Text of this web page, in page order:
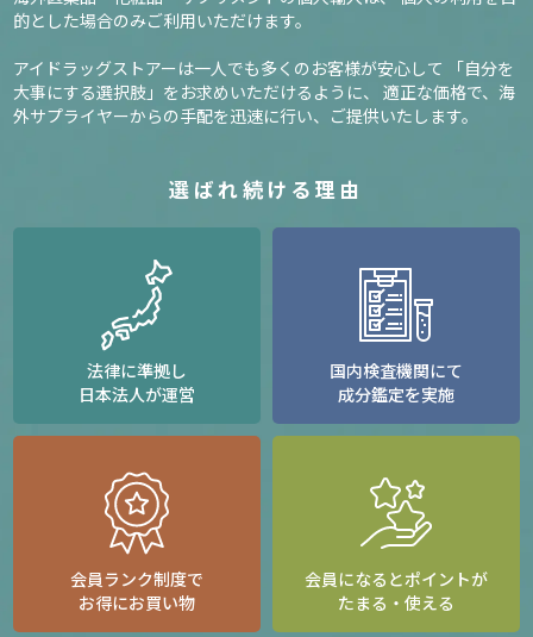
的とした場合のみご利用いただけます。
アイドラッグストアーは一人でも多くのお客様が安心して
「自分を
大事にする選択肢」をお求めいただけるように、
適正な価格で、海
外サプライヤーからの手配を迅速に行い、ご提供いたします。
選ばれ続ける理由
法律に準拠し
日本法人が運営
国内検査機関にて
成分鑑定を実施
会員ランク制度で
お得にお買い物
会員になるとポイントが
たまる・使える